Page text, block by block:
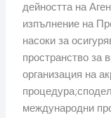
дейността на
изпълнение на
насоки за
пространство за
организация на
международни